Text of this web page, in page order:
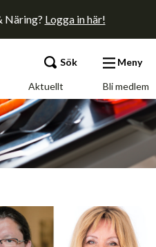
Näring? Logga in här!
Aktuellt Bli medlem
Sök Meny